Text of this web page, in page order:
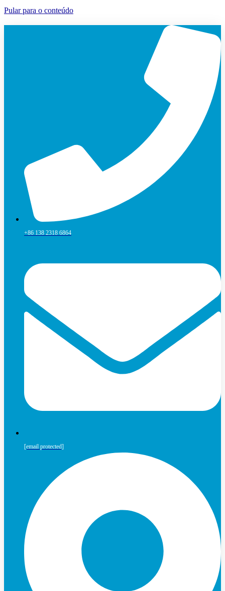
Pular para o conteúdo
+86 138 2318 6864
[email protected]